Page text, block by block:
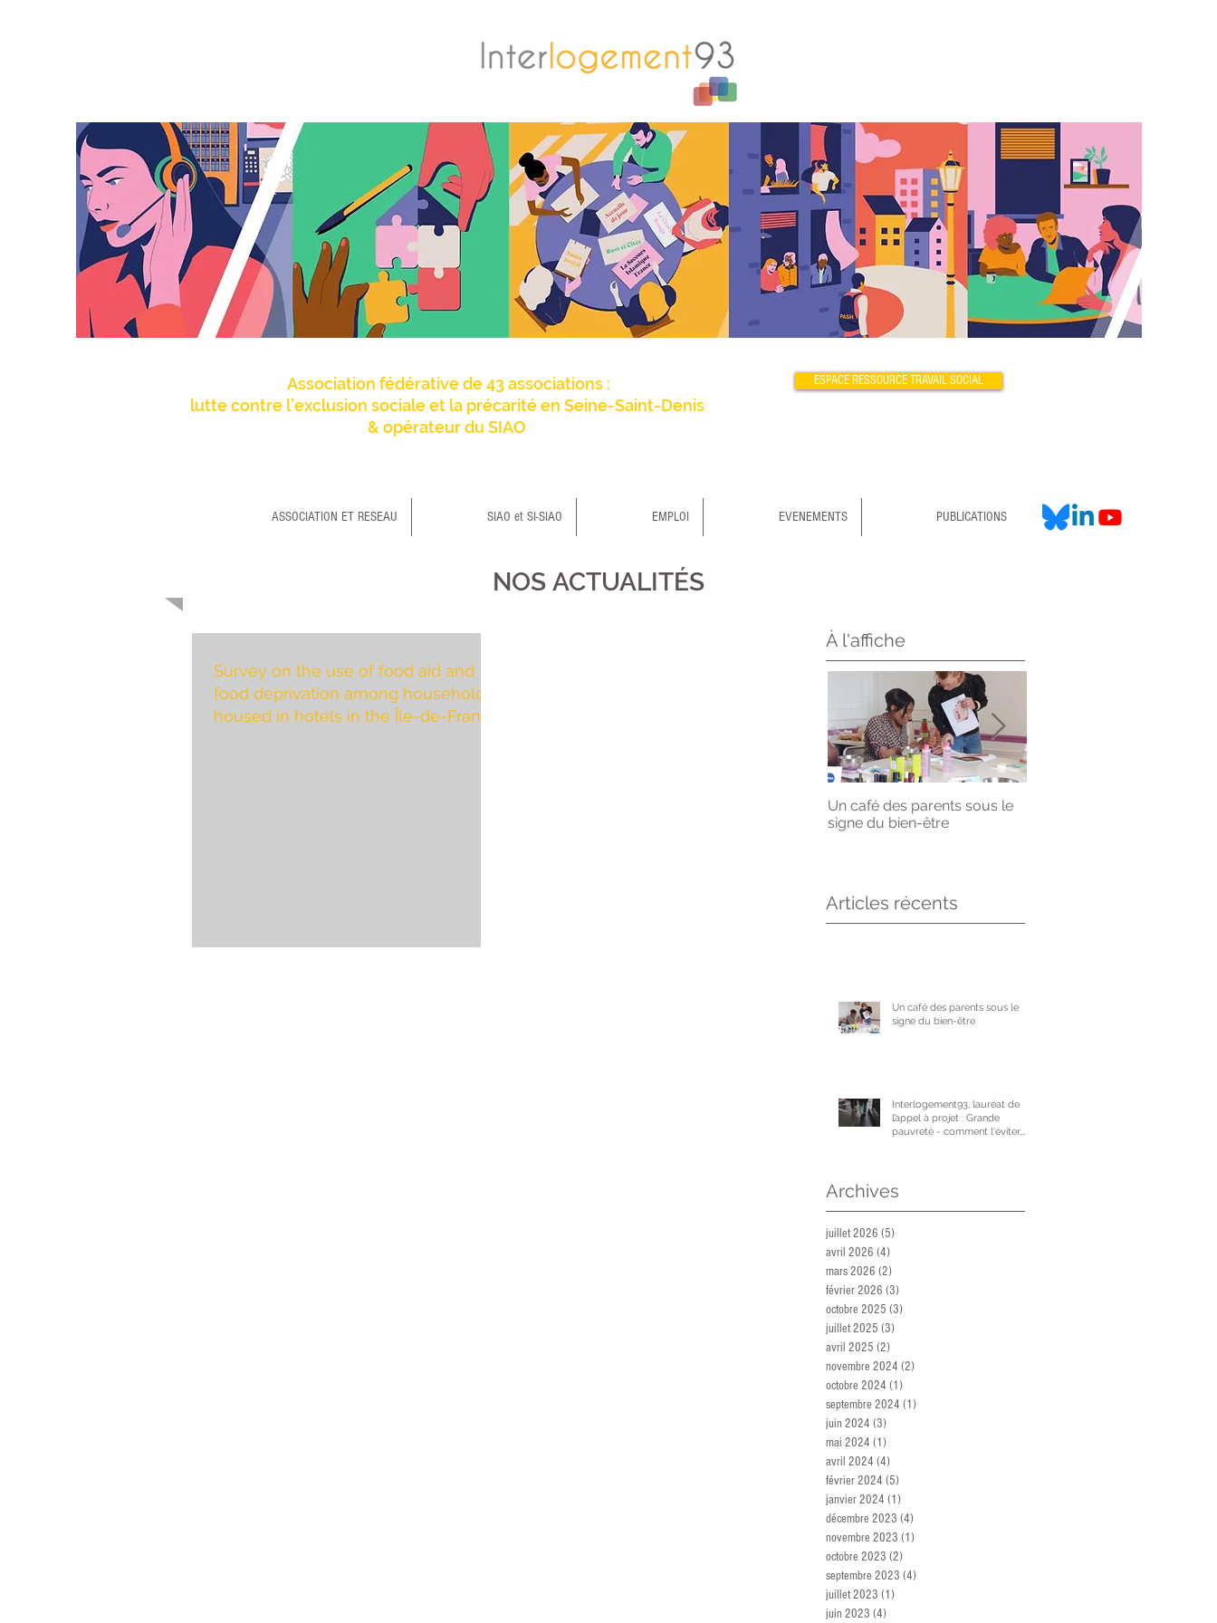
Association fédérative de 43 associations :
lutte contre l’exclusion sociale et la précarité en Seine-Saint-Denis
& opérateur du SIAO
ESPACE RESSOURCE TRAVAIL SOCIAL
ASSOCIATION ET RESEAU SIAO et SI-SIAO EMPLOI EVENEMENTS PUBLICATIONS
NOS ACTUALITÉS
Survey on the use of food aid and
food deprivation among households
housed in hotels in the Île-de-France
À l'affiche
Articles récents
Un café des parents sous le
signe du bien-être
Un café des parents sous le
signe du bien-être
Interlogement93, lauréat de
l’appel à projet : Grande
pauvreté - comment l'éviter,
Archives
juillet 2026 (5)
avril 2026 (4)
mars 2026 (2)
février 2026 (3)
octobre 2025 (3)
juillet 2025 (3)
avril 2025 (2)
novembre 2024 (2)
octobre 2024 (1)
septembre 2024 (1)
juin 2024 (3)
mai 2024 (1)
avril 2024 (4)
février 2024 (5)
janvier 2024 (1)
décembre 2023 (4)
novembre 2023 (1)
octobre 2023 (2)
septembre 2023 (4)
juillet 2023 (1)
juin 2023 (4)